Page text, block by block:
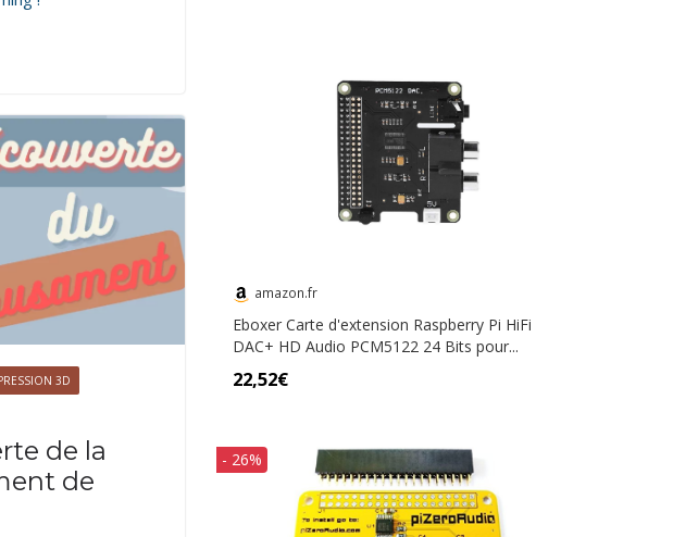
3D
de la
de
amazon.fr
Eboxer Carte d'extension Raspberry Pi HiFi
DAC+ HD Audio PCM5122 24 Bits pour...
22,52€
- 26%